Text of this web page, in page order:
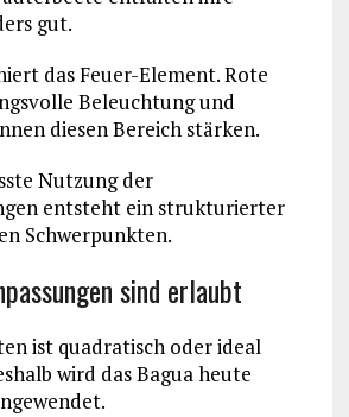
gut.
das Feuer-Element. Rote
Beleuchtung und
diesen Bereich stärken.
Nutzung der
entsteht ein strukturierter
Schwerpunkten.
sind erlaubt
ist quadratisch oder ideal
wird das Bagua heute